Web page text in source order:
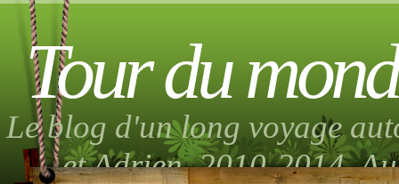
Tour du
Le blog d'un long voyage
et Adrien. 2010-2014.